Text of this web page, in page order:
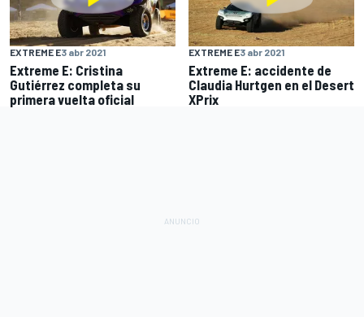
EXTREME E3 abr 2021
Extreme E: Cristina
Gutiérrez completa su
primera vuelta oficial
EXTREME E3 abr 2021
Extreme E: accidente de
Claudia Hurtgen en el Desert
XPrix